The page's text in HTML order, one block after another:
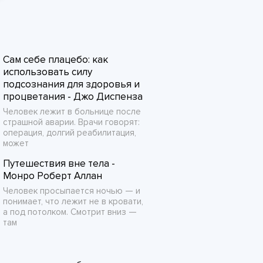
Сам себе плацебо: как
использовать силу
подсознания для здоровья и
процветания - Джо Диспенза
Человек лежит в больнице после
страшной аварии. Врачи говорят:
операция, долгий реабилитация,
может
Путешествия вне тела -
Монро Роберт Аллан
Человек просыпается ночью — и
понимает, что лежит не в кровати,
а под потолком. Смотрит вниз —
там